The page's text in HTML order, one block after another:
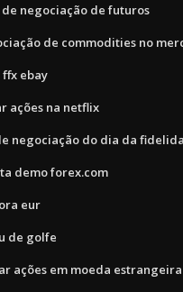
negociação de futuros
de commodities no
ebay
ações na netflix
negociação do dia da
demo forex.com
eur
de golfe
ações em moeda estrangeira